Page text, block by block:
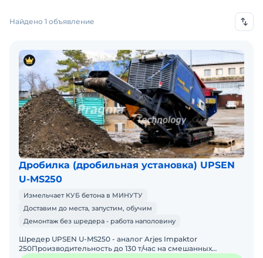
Найдено 1 объявление
Дробилка (дробильная установка) UPSEN
U-MS250
Измельчает КУБ бетона в МИНУТУ
Доставим до места, запустим, обучим
Демонтаж без шредера - работа наполовину
Шредер UPSEN U-MS250 - аналог Arjes Impaktor
250Производительность до 130 т/час на смешанных